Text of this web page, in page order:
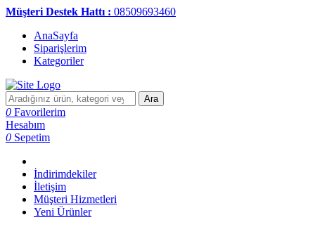
Müşteri Destek Hattı : 08509693460
AnaSayfa
Siparişlerim
Kategoriler
Ara
0 Favorilerim
Hesabım
0 Sepetim
İndirimdekiler
İletişim
Müşteri Hizmetleri
Yeni Ürünler